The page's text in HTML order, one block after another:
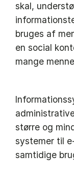
skal,
bruges af
en social
mange
større og
systemer til
samtidige